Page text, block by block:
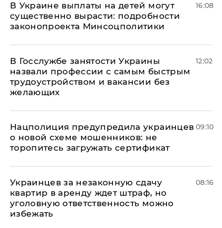
В Украине выплаты на детей могут
существенно вырасти: подробности
законопроекта Минсоцполитики
16:08
В Госслужбе занятости Украины
назвали профессии с самым быстрым
трудоустройством и вакансии без
желающих
12:02
Нацполиция предупредила украинцев
о новой схеме мошенников: не
торопитесь загружать сертификат
09:10
Украинцев за незаконную сдачу
квартир в аренду ждет штраф, но
уголовную ответственность можно
избежать
08:16